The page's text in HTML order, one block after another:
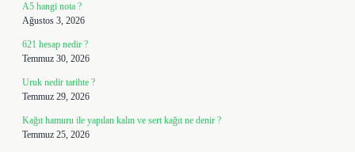
A5 hangi nota ?
Ağustos 3, 2026
621 hesap nedir ?
Temmuz 30, 2026
Uruk nedir tarihte ?
Temmuz 29, 2026
Kağıt hamuru ile yapılan kalın ve sert kağıt ne denir ?
Temmuz 25, 2026